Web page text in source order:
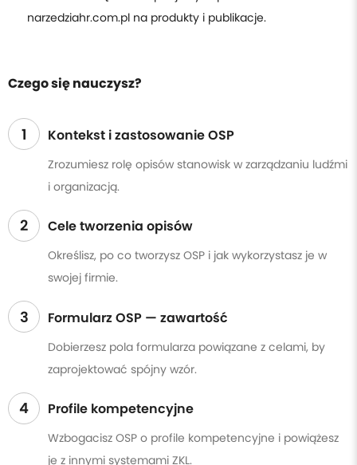
narzedziahr.com.pl na produkty i publikacje.
Czego się nauczysz?
1 Kontekst i zastosowanie OSP
Zrozumiesz rolę opisów stanowisk w zarządzaniu ludźmi
i organizacją.
2 Cele tworzenia opisów
Określisz, po co tworzysz OSP i jak wykorzystasz je w
swojej firmie.
3 Formularz OSP — zawartość
Dobierzesz pola formularza powiązane z celami, by
zaprojektować spójny wzór.
4 Profile kompetencyjne
Wzbogacisz OSP o profile kompetencyjne i powiążesz
je z innymi systemami ZKL.